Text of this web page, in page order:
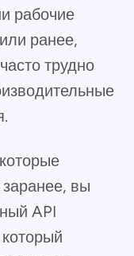
рабочие
ранее,
трудно
вы
API
который